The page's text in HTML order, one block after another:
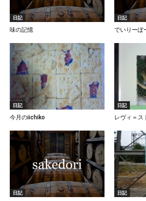
日記
味の記憶
日記
でいりーぽ
日記
今月のiichiko
日記
レヴィ＝ス
日記
日記